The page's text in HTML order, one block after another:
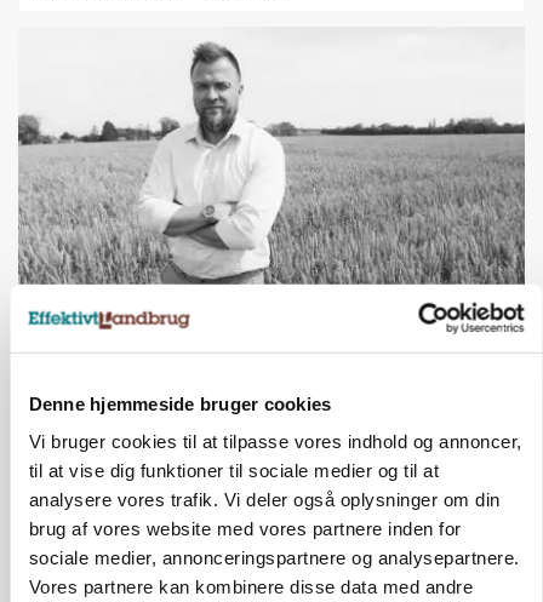
Denne hjemmeside bruger cookies
Vi bruger cookies til at tilpasse vores indhold og annoncer,
til at vise dig funktioner til sociale medier og til at
analysere vores trafik. Vi deler også oplysninger om din
brug af vores website med vores partnere inden for
sociale medier, annonceringspartnere og analysepartnere.
Vores partnere kan kombinere disse data med andre
LEDER
HØST-TOUR